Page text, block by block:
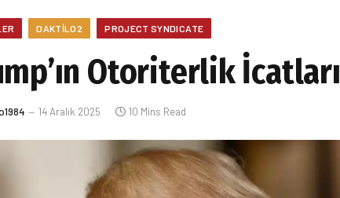
DAKTILO2 PROJECT SYNDICATE
Otoriterlik İcatları
14 Aralık 2025 10 Mins Read